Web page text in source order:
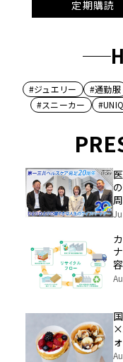
定期購読
#ジュエリー #通勤服
#スニーカー
×